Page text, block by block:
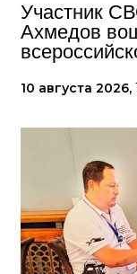
Участник
Ахмедов
10 августа 2026,